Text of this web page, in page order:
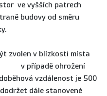
ve vyšších patrech
budovy od směru
v blízkosti místa
v případě ohrožení
vzdálenost je 500
dále stanovené